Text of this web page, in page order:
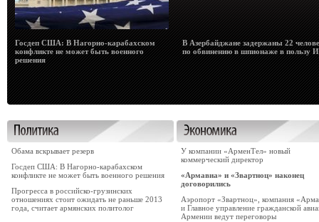
Госдеп США: В Нагорно-карабахском
конфликте не может быть военного
решения
В Азербайджане задержаны 22
по обвинению в шпионаже в пользу
Обама вскрывает резерв
Госдеп США: В Нагорно-карабахском
конфликте не может быть военного решения
Прогресса в российско-грузинских
отношениях стоит ожидать не раньше 2013
года, считает армянских политолог
У компании «АрменТел» новый
коммерческий директор
«Армавиа» и «Звартноц» наконец
договорились
Аэропорт «Звартноц», компания
и Главное управление гражданской
Армении ведут переговоры